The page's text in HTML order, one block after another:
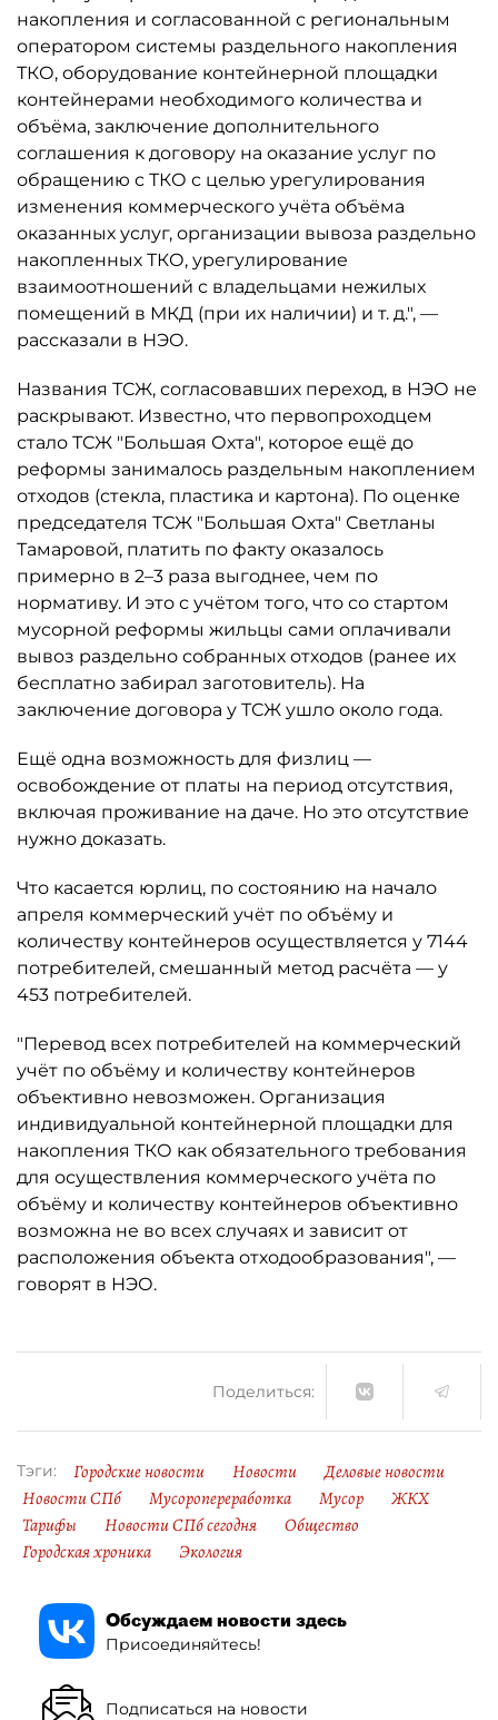
накопления и согласованной с региональным
оператором системы раздельного накопления
ТКО, оборудование контейнерной площадки
контейнерами необходимого количества и
объёма, заключение дополнительного
соглашения к договору на оказание услуг по
обращению с ТКО с целью урегулирования
изменения коммерческого учёта объёма
оказанных услуг, организации вывоза раздельно
накопленных ТКО, урегулирование
взаимоотношений с владельцами нежилых
помещений в МКД (при их наличии) и т. д.", —
рассказали в НЭО.
Названия ТСЖ, согласовавших переход, в НЭО не
раскрывают. Известно, что первопроходцем
стало ТСЖ "Большая Охта", которое ещё до
реформы занималось раздельным накоплением
отходов (стекла, пластика и картона). По оценке
председателя ТСЖ "Большая Охта" Светланы
Тамаровой, платить по факту оказалось
примерно в 2–3 раза выгоднее, чем по
нормативу. И это с учётом того, что со стартом
мусорной реформы жильцы сами оплачивали
вывоз раздельно собранных отходов (ранее их
бесплатно забирал заготовитель). На
заключение договора у ТСЖ ушло около года.
Ещё одна возможность для физлиц —
освобождение от платы на период отсутствия,
включая проживание на даче. Но это отсутствие
нужно доказать.
Что касается юрлиц, по состоянию на начало
апреля коммерческий учёт по объёму и
количеству контейнеров осуществляется у 7144
потребителей, смешанный метод расчёта — у
453 потребителей.
"Перевод всех потребителей на коммерческий
учёт по объёму и количеству контейнеров
объективно невозможен. Организация
индивидуальной контейнерной площадки для
накопления ТКО как обязательного требования
для осуществления коммерческого учёта по
объёму и количеству контейнеров объективно
возможна не во всех случаях и зависит от
расположения объекта отходообразования", —
говорят в НЭО.
Поделиться:
Тэги: Городские новости Новости
Деловые новости
Новости СПб
Мусоропереработка Мусор
ЖКХ
Тарифы
Новости СПб сегодня
Общество
Городская хроника
Экология
Обсуждаем новости здесь
Присоединяйтесь!
Подписаться на новости